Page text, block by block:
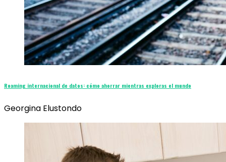
Roaming internacional de datos: cómo ahorrar mientras exploras el mundo
Georgina Elustondo